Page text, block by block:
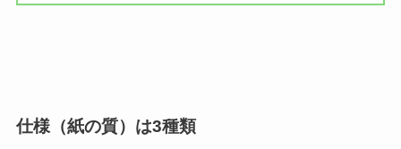
仕様（紙の質）は3種類